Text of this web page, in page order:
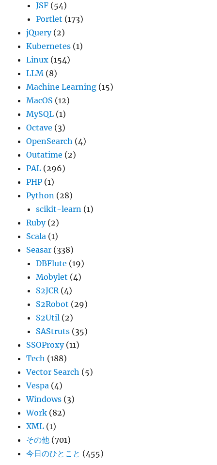
JSF (54)
Portlet (173)
jQuery(2)
Kubernetes (1)
Linux (154)
LLM (8)
Machine Learning (15)
MacOS (12)
MySQL (1)
Octave (3)
OpenSearch (4)
Outatime (2)
PAL (296)
PHP (1)
Python (28)
scikit-learn (1)
Ruby(2)
Scala (1)
Seasar (338)
DBFlute (19)
Mobylet (4)
S2JCR(4)
S2Robot (29)
S2Util (2)
SAStruts (35)
SSOProxy(11)
Tech (188)
Vector Search (5)
Vespa (4)
Windows (3)
Work (82)
XML (1)
その他 (701)
今日のひとこと (455)